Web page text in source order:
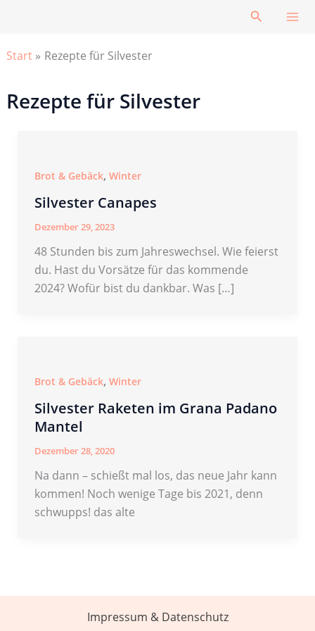
Suchen
Start Rezepte für Silvester
Rezepte für Silvester
Brot & Gebäck, Winter
Silvester Canapes
Dezember 29, 2023
48 Stunden bis zum Jahreswechsel. Wie feierst
du. Hast du Vorsätze für das kommende
2024? Wofür bist du dankbar. Was […]
Brot & Gebäck, Winter
Silvester Raketen im Grana Padano
Mantel
Dezember 28, 2020
Na dann – schießt mal los, das neue Jahr kann
kommen! Noch wenige Tage bis 2021, denn
schwupps! das alte
Impressum & Datenschutz